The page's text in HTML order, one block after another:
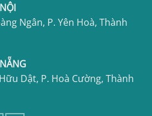
Ngân, P. Yên Hoà, Thành
Dật, P. Hoà Cường, Thành